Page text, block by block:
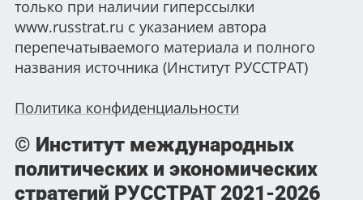
только при наличии гиперссылки
www.russtrat.ru с указанием автора
перепечатываемого материала и полного
названия источника (Институт РУССТРАТ)
Политика конфиденциальности
© Институт международных
политических и экономических
стратегий РУССТРАТ2021-2026